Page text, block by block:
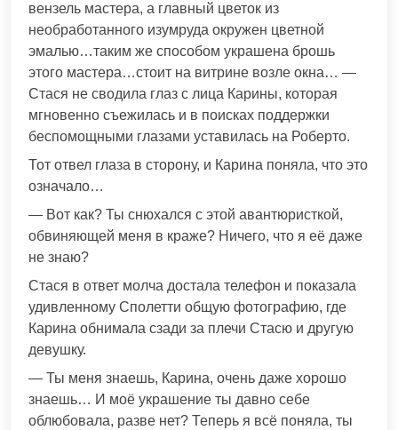
вензель мастера, а главный цветок из
необработанного изумруда окружен цветной
эмалью…таким же способом украшена брошь
этого мастера…стоит на витрине возле окна… —
Стася не сводила глаз с лица Карины, которая
мгновенно съежилась и в поисках поддержки
беспомощными глазами уставилась на Роберто.
Тот отвел глаза в сторону, и Карина поняла, что это
означало…
— Вот как? Ты снюхался с этой авантюристкой,
обвиняющей меня в краже? Ничего, что я её даже
не знаю?
Стася в ответ молча достала телефон и показала
удивленному Сполетти общую фотографию, где
Карина обнимала сзади за плечи Стасю и другую
девушку.
— Ты меня знаешь, Карина, очень даже хорошо
знаешь… И моё украшение ты давно себе
облюбовала, разве нет? Теперь я всё поняла, ты